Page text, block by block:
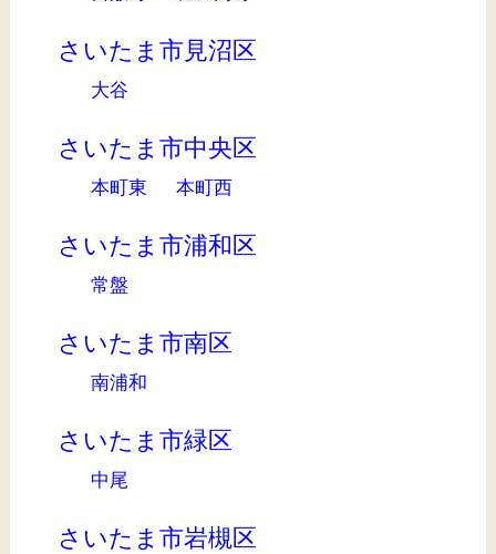
さいたま市見沼区
大谷
さいたま市中央区
本町東 本町西
さいたま市浦和区
常盤
さいたま市南区
南浦和
さいたま市緑区
中尾
さいたま市岩槻区